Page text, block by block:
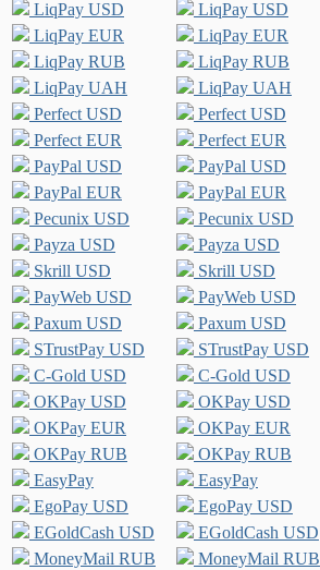
LiqPay USD
LiqPay USD
LiqPay EUR
LiqPay EUR
LiqPay RUB
LiqPay RUB
LiqPay UAH
LiqPay UAH
Perfect USD
Perfect USD
Perfect EUR
Perfect EUR
PayPal USD
PayPal USD
PayPal EUR
PayPal EUR
Pecunix USD
Pecunix USD
Payza USD
Payza USD
Skrill USD
Skrill USD
PayWeb USD
PayWeb USD
Paxum USD
Paxum USD
STrustPay USD
STrustPay USD
C-Gold USD
C-Gold USD
OKPay USD
OKPay USD
OKPay EUR
OKPay EUR
OKPay RUB
OKPay RUB
EasyPay
EasyPay
EgoPay USD
EgoPay USD
EGoldCash USD
EGoldCash USD
MoneyMail RUB
MoneyMail RUB